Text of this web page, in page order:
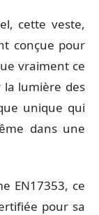
cette veste,
conçue pour
vraiment ce
la lumière des
unique qui
dans une
EN17353, ce
pour sa